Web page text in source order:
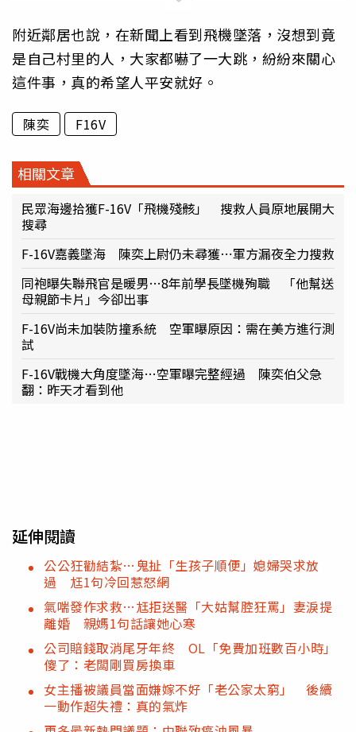
附近鄰居也說，在新聞上看到飛機墜落，沒想到竟
是自己村里的人，大家都嚇了一大跳，紛紛來關心
這件事，真的希望人平安就好。
陳奕 F16V
相關文章
民眾海邊拾獲F-16V「飛機殘骸」 搜救人員原地展開大
搜尋
F-16V嘉義墜海 陳奕上尉仍未尋獲⋯軍方漏夜全力搜救
同袍曝失聯飛官是暖男…8年前學長墜機殉職 「他幫送
母親節卡片」今卻出事
F-16V尚未加裝防撞系統 空軍曝原因：需在美方進行測
試
F-16V戰機大角度墜海…空軍曝完整經過 陳奕伯父急
翻：昨天才看到他
延伸閱讀
公公狂勸結紮…鬼扯「生孩子順便」媳婦哭求放
過 尪1句冷回惹怒網
氣喘發作求救…尪拒送醫「大姑幫腔狂罵」妻淚提
離婚 親媽1句話讓她心寒
公司賠錢取消尾牙年終 OL「免費加班數百小時」
傻了：老闆剛買房換車
女主播被議員當面嫌嫁不好「老公家太窮」 後續
一動作超失禮：真的氣炸